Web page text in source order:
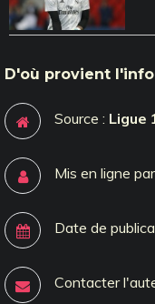
D'où provient l'info
Source : Ligue
Mis en ligne
Date de
Contacter